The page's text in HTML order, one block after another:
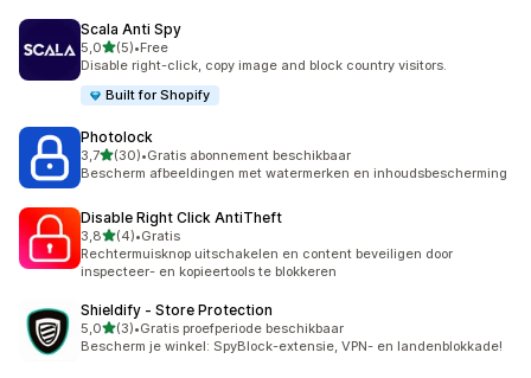
Scala Anti Spy
5,0van 5 sterren
(5)
5 recensies in totaal
•Free
Disable right-click, copy image and block country visitors.
Built for Shopify
Photolock
3,7van 5 sterren
(30)
30 recensies in totaal
•Gratis abonnement beschikbaar
Bescherm afbeeldingen met watermerken en inhoudsbescherming
Disable Right Click AntiTheft
3,8van 5 sterren
(4)
4 recensies in totaal
•Gratis
Rechtermuisknop uitschakelen en content beveiligen door
inspecteer- en kopieertools te blokkeren
Shieldify ‑ Store Protection
5,0van 5 sterren
(3)
3 recensies in totaal
•Gratis proefperiode beschikbaar
Bescherm je winkel: SpyBlock-extensie, VPN- en landenblokkade!